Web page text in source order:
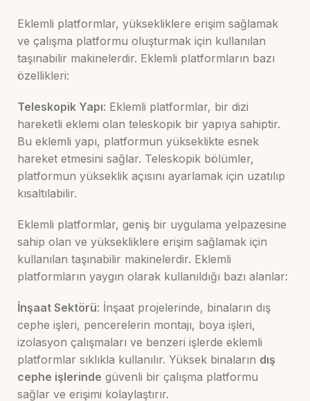
Eklemli platformlar, yüksekliklere erişim sağlamak
ve çalışma platformu oluşturmak için kullanılan
taşınabilir makinelerdir. Eklemli platformların bazı
özellikleri:
Teleskopik Yapı: Eklemli platformlar, bir dizi
hareketli eklemi olan teleskopik bir yapıya sahiptir.
Bu eklemli yapı, platformun yükseklikte esnek
hareket etmesini sağlar. Teleskopik bölümler,
platformun yükseklik açısını ayarlamak için uzatılıp
kısaltılabilir.
Eklemli platformlar, geniş bir uygulama yelpazesine
sahip olan ve yüksekliklere erişim sağlamak için
kullanılan taşınabilir makinelerdir. Eklemli
platformların yaygın olarak kullanıldığı bazı alanlar:
İnşaat Sektörü: İnşaat projelerinde, binaların dış
cephe işleri, pencerelerin montajı, boya işleri,
izolasyon çalışmaları ve benzeri işlerde eklemli
platformlar sıklıkla kullanılır. Yüksek binaların dış
cephe işlerinde güvenli bir çalışma platformu
sağlar ve erişimi kolaylaştırır.